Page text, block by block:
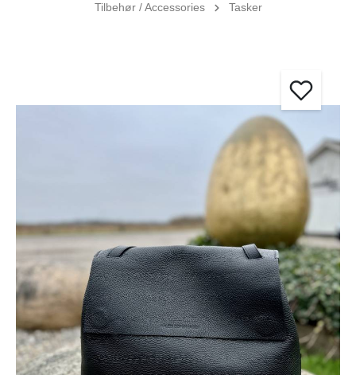
Tilbehør / Accessories Tasker